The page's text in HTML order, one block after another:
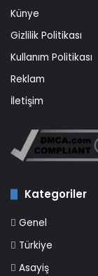
Künye
Gizlilik Politikası
Kullanım Politikası
Reklam
İletişim
Kategoriler
Genel
Türkiye
Asayiş